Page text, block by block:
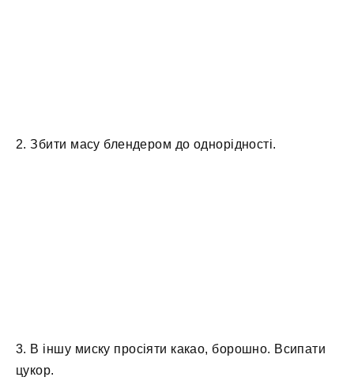
2. Збити масу блендером до однорідності.
3. В іншу миску просіяти какао, борошно. Всипати
цукор.